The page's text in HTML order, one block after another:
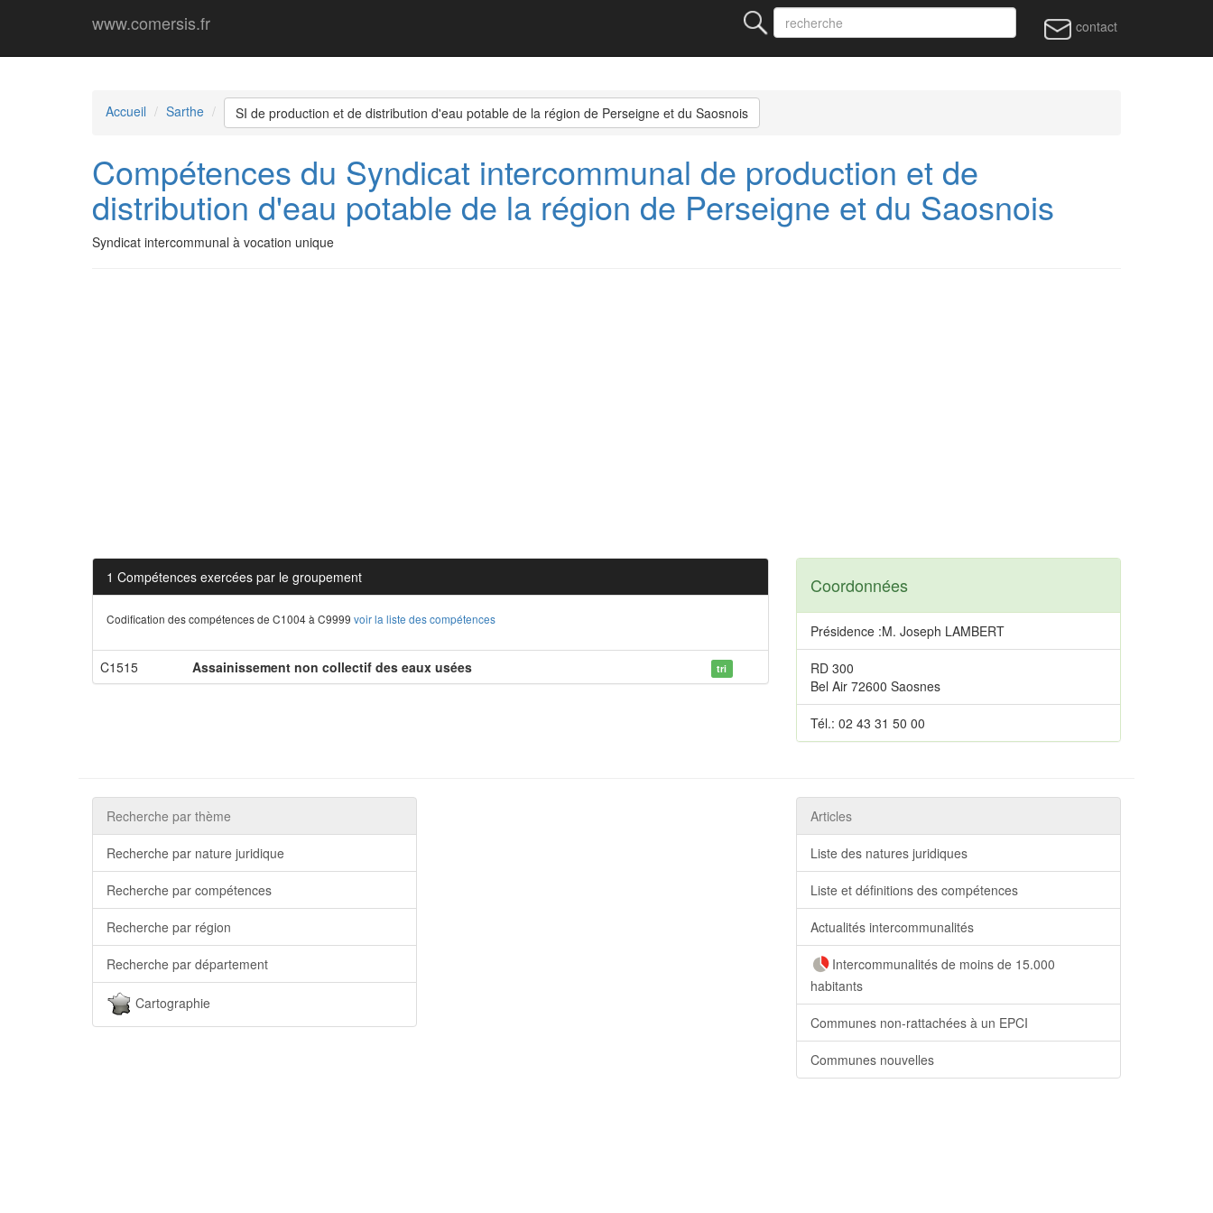
www.comersis.fr contact
Accueil Sarthe SI de production et de distribution d'eau potable de la région de Perseigne et du Saosnois
Compétences du Syndicat intercommunal de production et de
distribution d'eau potable de la région de Perseigne et du Saosnois
Syndicat intercommunal à vocation unique
1 Compétences exercées par le groupement
Codification des compétences de C1004 à C9999 voir la liste des compétences
C1515 Assainissement non collectif des eaux usées tri
Coordonnées
Présidence :M. Joseph LAMBERT
RD 300
Bel Air 72600 Saosnes
Tél.: 02 43 31 50 00
Recherche par thème
Recherche par nature juridique
Recherche par compétences
Recherche par région
Recherche par département
Cartographie
Articles
Liste des natures juridiques
Liste et définitions des compétences
Actualités intercommunalités
Intercommunalités de moins de 15.000
habitants
Communes non-rattachées à un EPCI
Communes nouvelles